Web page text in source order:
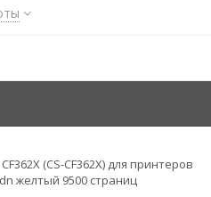
(CS-CF362X) для принтеров
желтый 9500 страниц